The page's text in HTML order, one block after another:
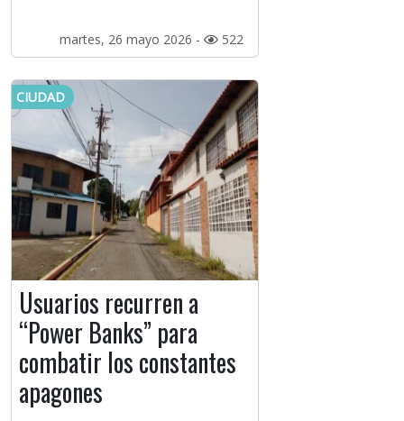
martes, 26 mayo 2026 - 522
CIUDAD
Usuarios recurren a
“Power Banks” para
combatir los constantes
apagones